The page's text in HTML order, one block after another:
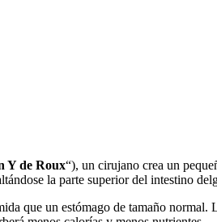
Y de Roux“), un cirujano crea un
la parte superior del intestino
que un estómago de tamaño